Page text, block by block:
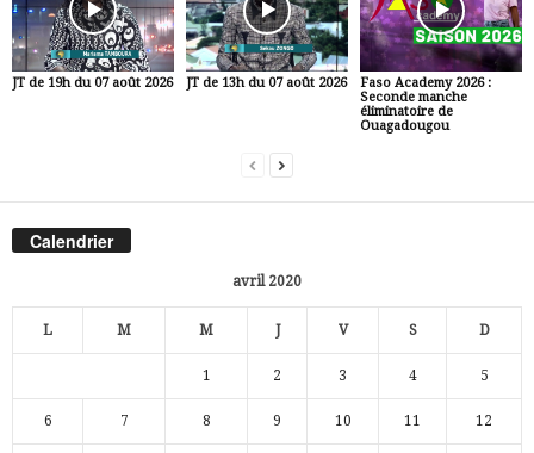
JT de 19h du 07 août 2026 JT de 13h du 07 août 2026
Faso Academy 2026 :
Seconde manche
éliminatoire de
Ouagadougou
Calendrier
avril 2020
L M M J V S D
1 2 3 4 5
6 7 8 9 10 11 12